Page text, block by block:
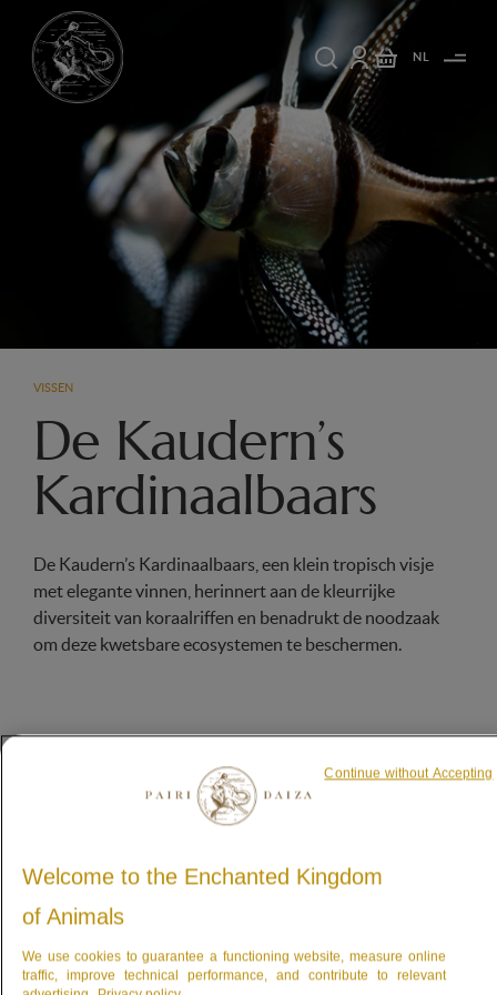
NL
VISSEN
De Kaudern’s
Kardinaalbaars
De Kaudern’s Kardinaalbaars, een klein tropisch visje
met elegante vinnen, herinnert aan de kleurrijke
diversiteit van koraalriffen en benadrukt de noodzaak
om deze kwetsbare ecosystemen te beschermen.
Een klein wonder
Onderwater elegantie in de Indonesische riffen
Welcome to the Enchanted Kingdom
of Animals
We use cookies to guarantee a functioning website, measure online
traffic, improve technical performance, and contribute to relevant
Continue without Accepting